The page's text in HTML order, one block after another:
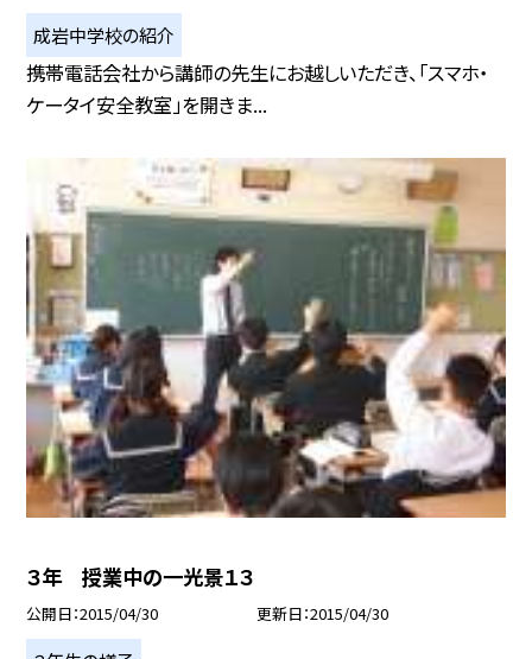
成岩中学校の紹介
携帯電話会社から講師の先生にお越しいただき、「スマホ・
ケータイ安全教室」を開きま...
３年 授業中の一光景１３
公開日 2015/04/30 更新日 2015/04/30